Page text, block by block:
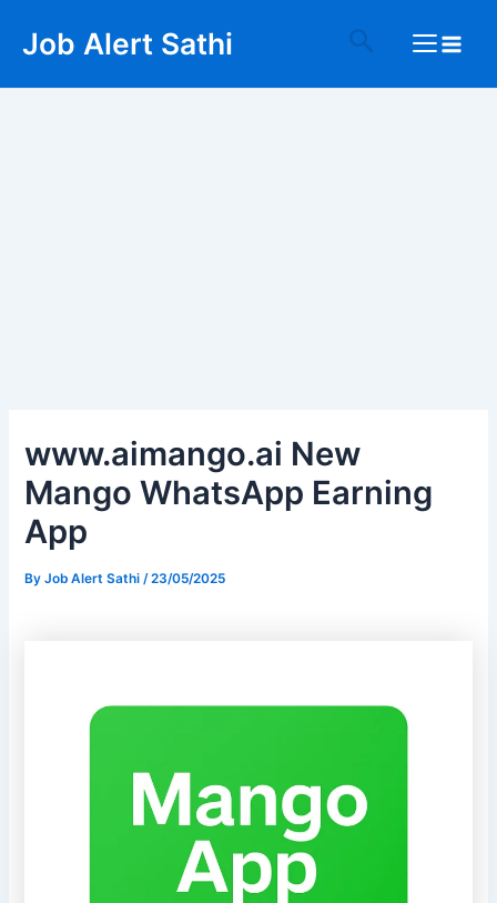
Job Alert Sathi Search
www.aimango.ai New
Mango WhatsApp Earning
App
ByJob Alert Sathi /23/05/2025
navigation